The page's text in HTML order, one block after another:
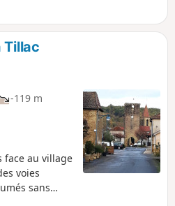
Tillac
-119 m
face au village
voies
sans